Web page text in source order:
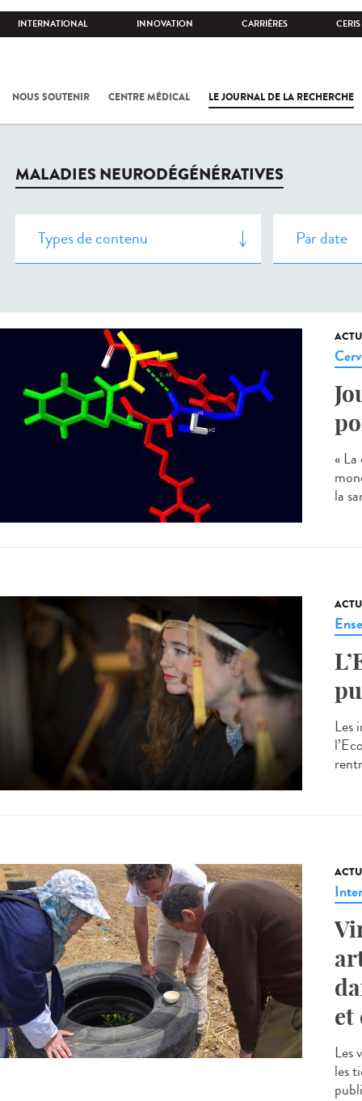
INTERNATIONAL INNOVATION CARRIÈRES CERIS
NOUS SOUTENIR CENTRE MÉDICAL LE JOURNAL DE LA RECHERCHE
MALADIES NEURODÉGÉNÉRATIVES
«
la
Les
et
Les
les